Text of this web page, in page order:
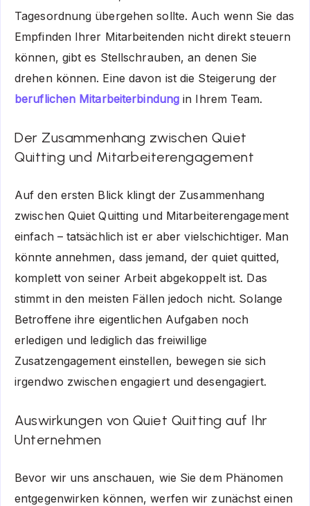
Tagesordnung übergehen sollte. Auch wenn Sie das
Empfinden Ihrer Mitarbeitenden nicht direkt steuern
können, gibt es Stellschrauben, an denen Sie
drehen können. Eine davon ist die Steigerung der
beruflichen Mitarbeiterbindung in Ihrem Team.
Der Zusammenhang zwischen Quiet
Quitting und Mitarbeiterengagement
Auf den ersten Blick klingt der Zusammenhang
zwischen Quiet Quitting und Mitarbeiterengagement
einfach – tatsächlich ist er aber vielschichtiger. Man
könnte annehmen, dass jemand, der quiet quitted,
komplett von seiner Arbeit abgekoppelt ist. Das
stimmt in den meisten Fällen jedoch nicht. Solange
Betroffene ihre eigentlichen Aufgaben noch
erledigen und lediglich das freiwillige
Zusatzengagement einstellen, bewegen sie sich
irgendwo zwischen engagiert und desengagiert.
Auswirkungen von Quiet Quitting auf Ihr
Unternehmen
Bevor wir uns anschauen, wie Sie dem Phänomen
entgegenwirken können, werfen wir zunächst einen